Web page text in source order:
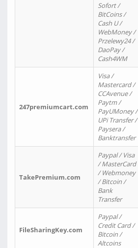
Sofort /
BitCoins /
Cash U /
WebMoney /
Przelewy24 /
DaoPay /
Cash4WM
247premiumcart.com
Visa /
Mastercard /
CCAvenue /
Paytm /
PayUMoney /
UPi Transfer /
Paysera /
Banktransfer
TakePremium.com
Paypal / Visa
/ MasterCard
/ Webmoney
/ Bitcoin /
Bank
Transfer
FileSharingKey.com
Paypal /
Credit Card /
Bitcoin /
Altcoins